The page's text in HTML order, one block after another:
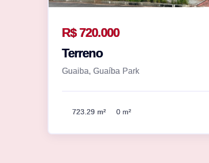
R$ 720.000
Terreno
Guaiba, Guaíba Park
723.29 m² 0 m²